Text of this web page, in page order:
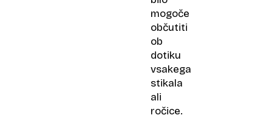
mogoče
občutiti
ob
dotiku
vsakega
stikala
ali
ročice.